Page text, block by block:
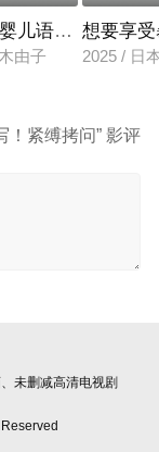
被前女友无故抛
儿语让人超兴奋
由子
想要享
2025 / 日
！紧缚拷问” 影评
未删减高清电视剧